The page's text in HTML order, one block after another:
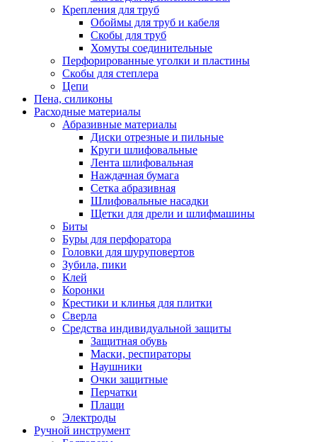
Крепления для труб
Обоймы для труб и кабеля
Скобы для труб
Хомуты соединительные
Перфорированные уголки и пластины
Скобы для степлера
Цепи
Пена, силиконы
Расходные материалы
Абразивные материалы
Диски отрезные и пильные
Круги шлифовальные
Лента шлифовальная
Наждачная бумага
Сетка абразивная
Шлифовальные насадки
Щетки для дрели и шлифмашины
Биты
Буры для перфоратора
Головки для шуруповертов
Зубила, пики
Клей
Коронки
Крестики и клинья для плитки
Сверла
Средства индивидуальной защиты
Защитная обувь
Маски, респираторы
Наушники
Очки защитные
Перчатки
Плащи
Электроды
Ручной инструмент